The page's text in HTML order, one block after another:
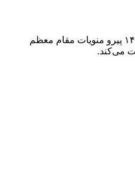
موسسه مشکات بیان از سال ۱۴۰۲ پیرو منویات مقام معظم
می‌کند.